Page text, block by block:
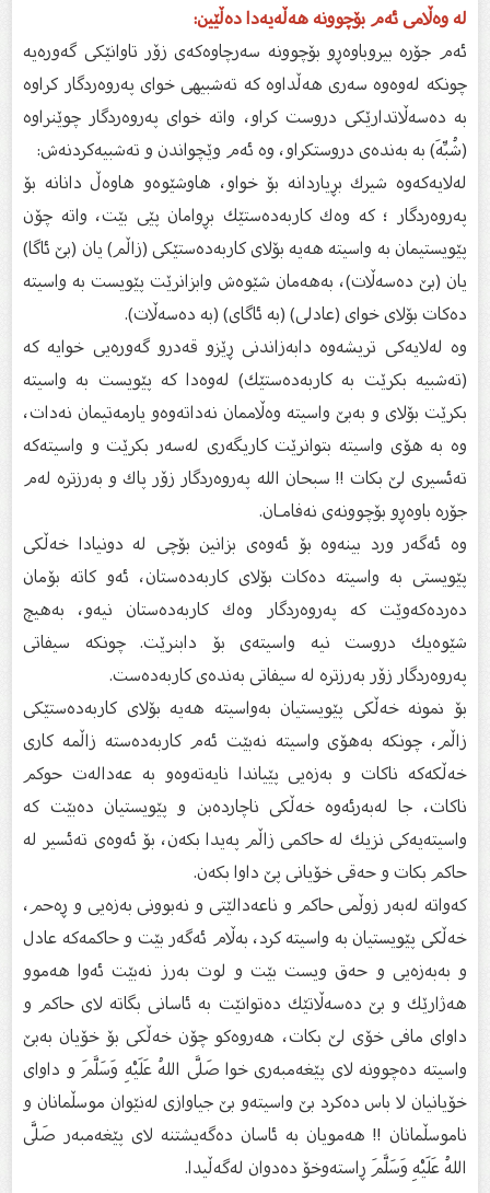
لە وەڵامی ئەم بۆچوونە هەڵەیەدا دەڵێین:
ئەم جۆرە بیروباوەڕو بۆچوونە سەرچاوەكەی زۆر تاوانێكی گەورەیە
چونكە لەوەوە سەری هەڵداوە كە تەشبیهی خوای پەروەردگار كراوە
بە دەسەڵاتدارێكی دروست كراو، واتە خوای پەروەردگار چوێنراوە
(شُبِّهَ) بە بەندەی دروستكراو، وە ئەم وێچواندن و تەشبیەكردنەش:
لەلایەكەوە شیرك بڕیاردانە بۆ خواو، هاوشێوەو هاوەڵ دانانە بۆ
پەروەردگار ؛ كە وەك كاربەدەستێك بڕوامان پێی بێت، واتە چۆن
پێویستیمان بە واسیتە هەیە بۆلای كاربەدەستێكی (زاڵم) یان (بێ‌ ئاگا)
یان (بێ‌ دەسەڵات)، بەهەمان شێوەش وابزانرێت پێویست بە واسیتە
دەكات بۆلای خوای (عادلی) (بە ئاگای) (بە دەسەڵات).
وە لەلایەكی تریشەوە دابەزاندنی ڕێزو قەدرو گەورەیی خوایە كە
(تەشبیە بكرێت بە كاربەدەستێك) لەوەدا كە پێویست بە واسیتە
بكرێت بۆلای و بەبێ‌ واسیتە وەڵاممان نەداتەوەو یارمەتیمان نەدات،
وە بە هۆی واسیتە بتوانرێت كاریگەری لەسەر بكرێت و واسیتەكە
تەئسیری لێ‌ بكات !! سبحان الله پەروەردگار زۆر پاك و بەرزترە لەم
جۆرە باوەڕو بۆچوونەی نەفامـان.
وە ئەگەر ورد بینەوە بۆ ئەوەی بزانین بۆچی لە دونیادا خەڵكی
پێویستی بە واسیتە دەكات بۆلای كاربەدەستان، ئەو كاتە بۆمان
دەردەكەوێت كە پەروەردگار وەك كاربەدەستان نیەو، بەهیچ
شێوەیك دروست نیە واسیتەی بۆ دابنرێت. چونكە سیفاتی
پەروەردگار زۆر بەرزترە لە سیفاتی بەندەی كاربەدەست.
بۆ نمونە خەڵكی پێویستیان بەواسیتە هەیە بۆلای كاربەدەستێكی
زاڵم، چونكە بەهۆی واسیتە نەبێت ئەم كاربەدەستە زاڵمە كاری
خەڵكەكە ناكات و بەزەیی پێیاندا نایەتەوەو بە عەدالەت حوكم
ناكات، جا لەبەرئەوە خەڵكی ناچاردەبن و پێویستیان دەبێت كە
واسیتەیەكی نزیك لە حاكمی زاڵم پەیدا بكەن، بۆ ئەوەی تەئسیر لە
حاكم بكات و حەقی خۆیانی پێ داوا بكەن.
كەواتە لەبەر زوڵمی حاكم و ناعەدالێتی و نەبوونی بەزەیی و ڕەحم،
خەڵكی پێویستیان بە واسیتە كرد، بەڵام ئەگەر بێت و حاكمەكە عادل
و بەبەزەیی و حەق ویست بێت و لوت بەرز نەبێت ئەوا هەموو
هەژارێك و بێ‌ دەسەڵاتێك دەتوانێت بە ئاسانی بگاتە لای حاكم و
داوای مافی خۆی لێ‌ بكات، هەروەكو چۆن خەڵكی بۆ خۆیان بەبێ‌
واسیتە دەچوونە لای پێغەمبەری خوا صَلَّى اللهُ عَلَيْهِ وَسَلَّمَ و داوای
خۆیانیان لا باس دەكرد بێ‌ واسیتەو بێ‌ جیاوازی لەنێوان موسڵمانان و
ناموسڵمانان !! هەمویان بە ئاسان دەگەیشتنە لای پێغەمبەر صَلَّى
اللهُ عَلَيْهِ وَسَلَّمَ ڕاستەوخۆ دەدوان لەگەڵیدا.